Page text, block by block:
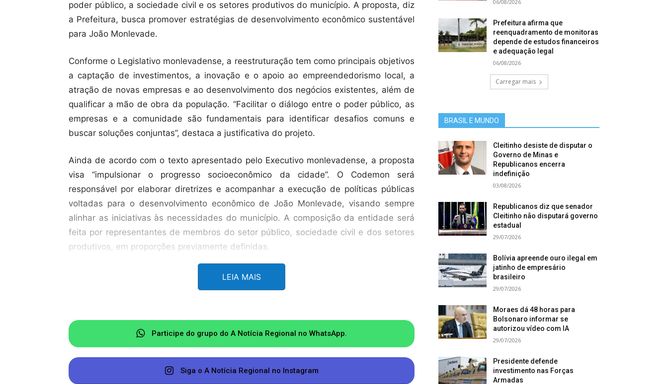
poder público, a sociedade civil e os setores produtivos do município. A proposta, diz
a Prefeitura, busca promover estratégias de desenvolvimento econômico sustentável
para João Monlevade.
Conforme o Legislativo monlevadense, a reestruturação tem como principais objetivos
a captação de investimentos, a inovação e o apoio ao empreendedorismo local, a
atração de novas empresas e ao desenvolvimento dos negócios existentes, além de
qualificar a mão de obra da população. “Facilitar o diálogo entre o poder público, as
empresas e a comunidade são fundamentais para identificar desafios comuns e
buscar soluções conjuntas”, destaca a justificativa do projeto.
Ainda de acordo com o texto apresentado pelo Executivo monlevadense, a proposta
visa “impulsionar o progresso socioeconômico da cidade”. O Codemon será
responsável por elaborar diretrizes e acompanhar a execução de políticas públicas
voltadas para o desenvolvimento econômico de João Monlevade, visando sempre
alinhar as iniciativas às necessidades do município. A composição da entidade será
feita por representantes de membros do setor público, sociedade civil e dos setores
produtivos, em proporções previamente definidas.
A análise do projeto pela Câmara Municipal de João Monlevade já havia começado na
semana passada, quando os vereadores discutiram sobre a pertinência e a
conselho seria declarado consultivo, apenas emitindo recomendações para o
Executivo. O vereador Vanderlei Miranda (Podemos) pediu prazo de sete dias para
melhor poder analisar a questão.
LEIA MAIS
Participe do grupo do A Notícia Regional no WhatsApp.
Siga o A Notícia Regional no Instagram
06/08/2026
Prefeitura afirma que
reenquadramento de monitoras
depende de estudos financeiros
e adequação legal
06/08/2026
Carregar mais
BRASIL E MUNDO
Cleitinho desiste de disputar o
Governo de Minas e
Republicanos encerra
indefinição
03/08/2026
Republicanos diz que senador
Cleitinho não disputará governo
estadual
29/07/2026
Bolívia apreende ouro ilegal em
jatinho de empresário
brasileiro
29/07/2026
Moraes dá 48 horas para
Bolsonaro informar se
autorizou vídeo com IA
29/07/2026
Presidente defende
investimento nas Forças
Armadas